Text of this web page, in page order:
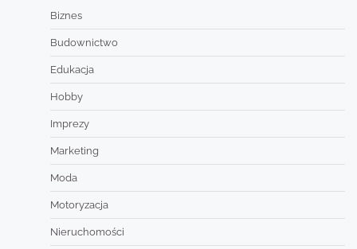
Biznes
Budownictwo
Edukacja
Hobby
Imprezy
Marketing
Moda
Motoryzacja
Nieruchomości